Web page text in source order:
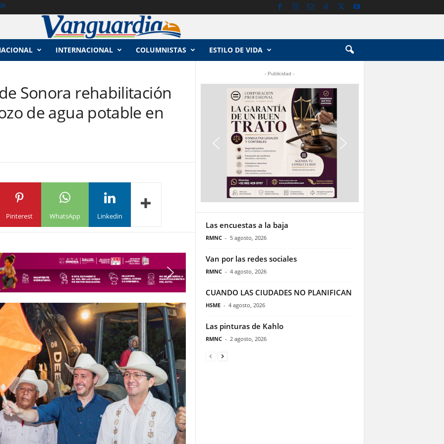
INTERNACIONAL COLUMNISTAS ESTILO DE VIDA
Sonora rehabilitación
de agua potable en
Pinterest WhatsApp Linkedin
- Publicidad -
Las encuestas a la baja
RMNC - 5 agosto, 2026
Van por las redes sociales
RMNC - 4 agosto, 2026
CUANDO LAS CIUDADES NO PLANIFICAN
HSME - 4 agosto, 2026
Las pinturas de Kahlo
RMNC - 2 agosto, 2026